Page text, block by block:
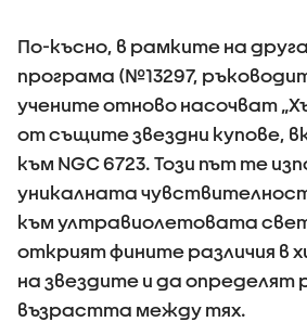
По-късно, в рамките на
програма (№13297,
учените отново насочват
от същите звездни купове,
към NGC 6723. Този път те
уникалната
към ултравиолетовата
открият фините различия в
на звездите и да определят
възрастта между тях.